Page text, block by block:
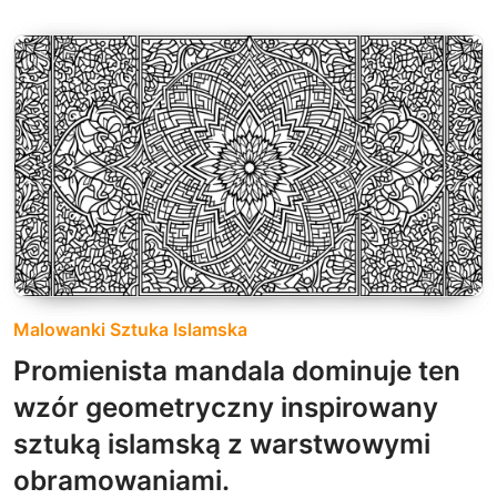
Malowanki Sztuka Islamska
Promienista mandala dominuje ten
wzór geometryczny inspirowany
sztuką islamską z warstwowymi
obramowaniami.